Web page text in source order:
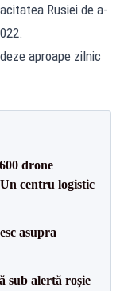
Rusiei de a-
aproape zilnic
drone
centru logistic
asupra
sub alertă roșie